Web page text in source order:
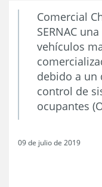
Comercial
SERNAC
vehículos
debido a un
control de
ocupantes
09 de julio de 2019